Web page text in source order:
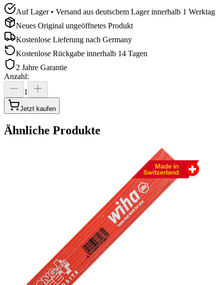
Auf Lager • Versand aus deutschem Lager innerhalb 1 Werktag
Neues Original ungeöffnetes Produkt
Kostenlose Lieferung nach Germany
Kostenlose Rückgabe innerhalb 14 Tagen
2 Jahre Garantie
Anzahl:
1
Jetzt kaufen
Ähnliche Produkte